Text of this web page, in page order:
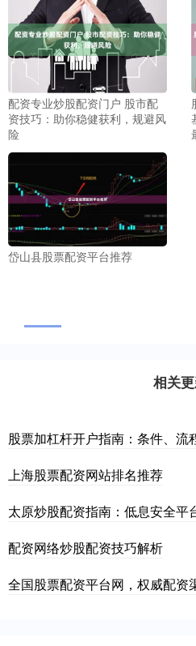
配资专业炒股配资门户 股市配
资技巧：助你稳健获利，规避风
险
岱山县股票配资平台推荐
相关
股票加杠杆开户指南：条件、流
上海股票配资网站排名推荐
太原炒股配资指南：低息安全平
配资网络炒股配资技巧解析
全国股票配资平台网，权威配资